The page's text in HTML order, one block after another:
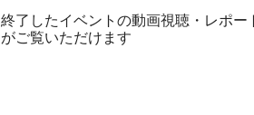
終了したイベントの動画視聴・レポー
がご覧いただけます